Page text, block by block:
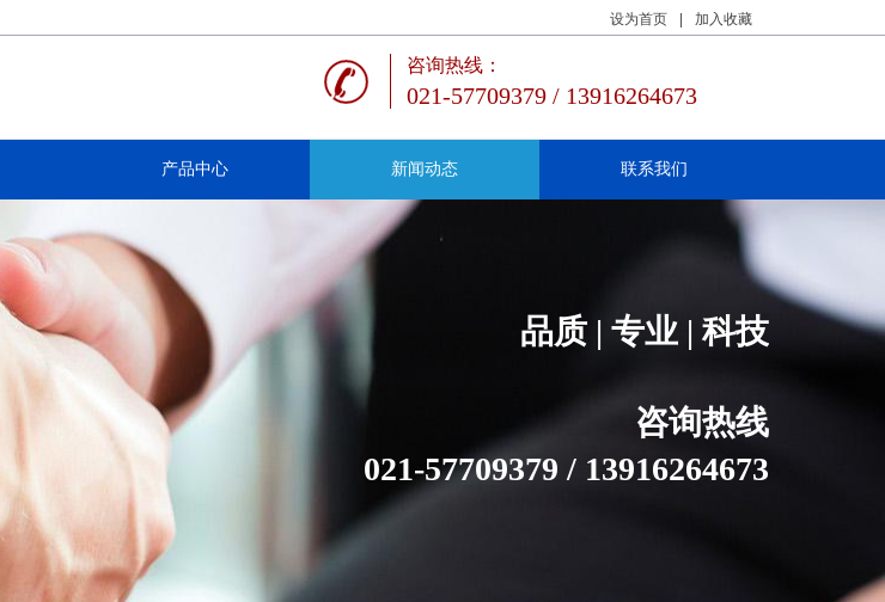
设为首页 加入收藏
产品中心 新闻动态 联系我们
咨询热线：
021-57709379 / 13916264673
品质 | 专业 | 科技
咨询热线
021-57709379 / 13916264673